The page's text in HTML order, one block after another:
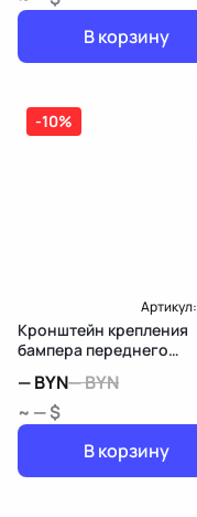
В корзину
-10%
Артикул:
Кронштейн крепления
бампера переднего
—BYN—BYN
~ — $
В корзину